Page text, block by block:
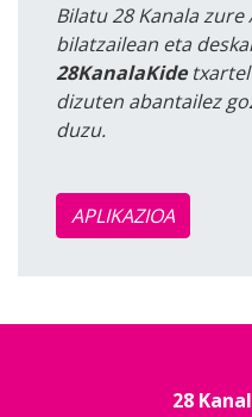
Bilatu 28 Kanala
bilatzailean eta
28KanalaKidetxartel
dizuten abantailez
duzu.
APLIKAZIOA
28